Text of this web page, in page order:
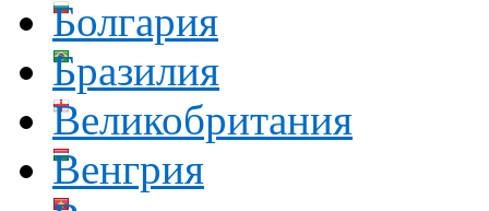
Болгария
Бразилия
Великобритания
Венгрия